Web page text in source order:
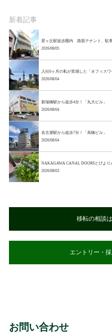
新着記事
星ヶ丘駅徒歩圏内 路面テナント、駐
2026/08/05
入社6ヶ月の私が実感した「オフィス
2026/08/04
新瑞橋駅から徒歩4分！「丸大ビル」
2026/08/04
名古屋駅から徒歩7分！「高橋ビル」
2026/08/04
NAKAGAWA CANAL DOORSとぴより
2026/08/03
移転の相談
エントリー・
お問い合わせ